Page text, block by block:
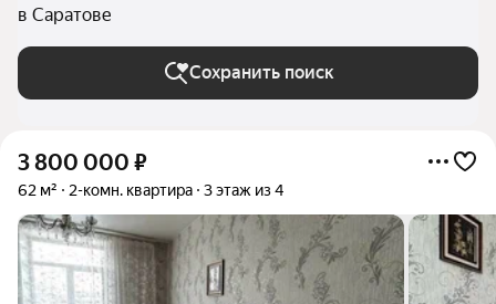
в Саратове
Сохранить поиск
3 800 000 ₽
62 м² 2-комн. квартира 3 этаж из 4